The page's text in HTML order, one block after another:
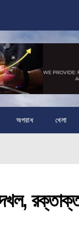
অপরাধ খেলা